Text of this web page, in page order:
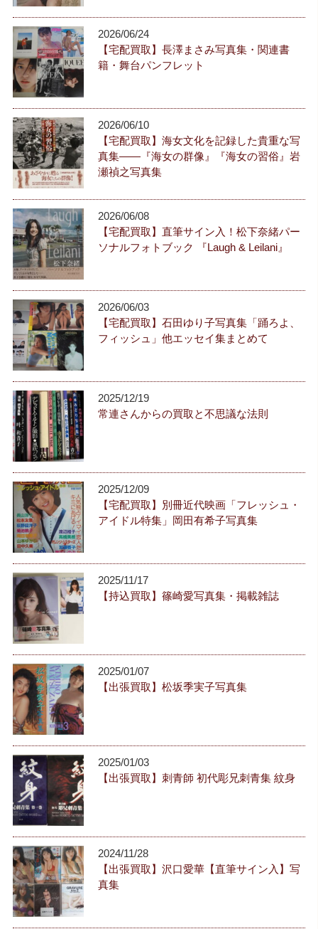
2026/06/24
【宅配買取】長澤まさみ写真集・関連書
籍・舞台パンフレット
2026/06/10
【宅配買取】海女文化を記録した貴重な写
真集――『海女の群像』『海女の習俗』岩
瀬禎之写真集
2026/06/08
【宅配買取】直筆サイン入！松下奈緒パー
ソナルフォトブック 『Laugh & Leilani』
2026/06/03
【宅配買取】石田ゆり子写真集「踊ろよ、
フィッシュ」他エッセイ集まとめて
2025/12/19
常連さんからの買取と不思議な法則
2025/12/09
【宅配買取】別冊近代映画「フレッシュ・
アイドル特集」岡田有希子写真集
2025/11/17
【持込買取】篠崎愛写真集・掲載雑誌
2025/01/07
【出張買取】松坂季実子写真集
2025/01/03
【出張買取】刺青師 初代彫兄刺青集 紋身
2024/11/28
【出張買取】沢口愛華【直筆サイン入】写
真集